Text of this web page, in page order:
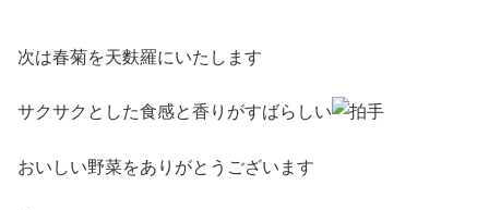
次は春菊を天麩羅にいたします
サクサクとした食感と香りがすばらしい
おいしい野菜をありがとうございます